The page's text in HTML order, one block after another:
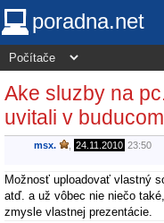
poradna.net
Ake sluzby na
uvitali v
msx. 24.11.2010 23:50
Možnosť uploadovať vlastný
atď. a už vôbec nie niečo
zmysle vlastnej prezentácie.